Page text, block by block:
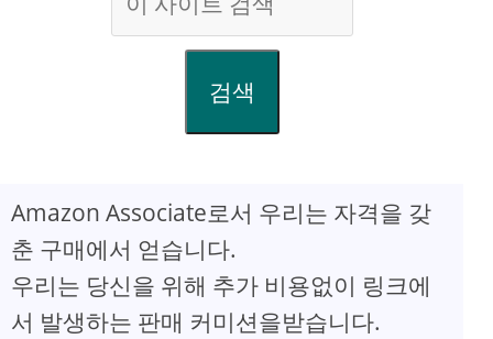
검색
Amazon Associate로서 우리는 자격을 갖
춘 구매에서 얻습니다.
우리는 당신을 위해 추가 비용없이 링크에
서 발생하는 판매 커미션을받습니다.